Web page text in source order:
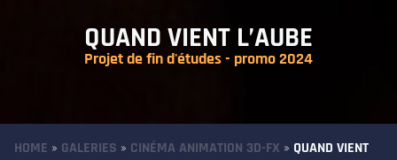
QUAND VIENT L’AUBE
Projet de fin d'études - promo 2024
HOME » GALERIES » CINÉMA ANIMATION 3D-FX » QUAND VIENT